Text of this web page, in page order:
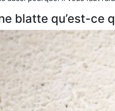
blatte qu’est-ce